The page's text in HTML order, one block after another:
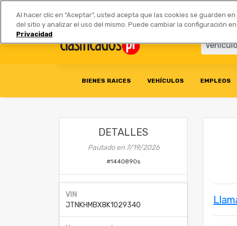
Anúnciate | Tarifas Socios
BIENES RAICES VEHÍCULOS EMPLEOS
DETALLES
Pautado en 7/19/2026
#1440890s
VIN
JTNKHMBX8K1029340
Al hacer clic en “Aceptar”, usted acepta que las cookies se guarden
del sitio y analizar el uso del mismo. Puede cambiar la configuración
Privacidad